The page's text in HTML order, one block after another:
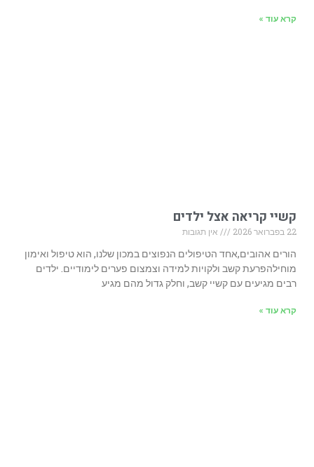
קרא עוד »
קשיי קריאה אצל ילדים
22 בפברואר 2026 אין תגובות
הורים אהובים,אחד הטיפולים הנפוצים במכון שלנו, הוא טיפול ואימון
מוחילהפרעת קשב ולקויות למידה וצמצום פערים לימודיים. ילדים
רבים מגיעים עם קשיי קשב, וחלק גדול מהם מגיע
קרא עוד »